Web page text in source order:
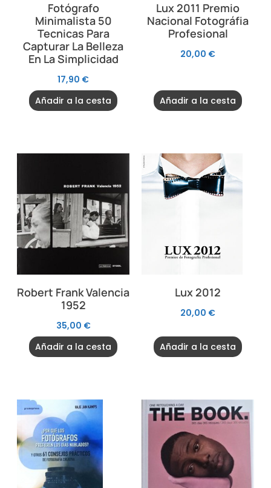
Fotógrafo
Minimalista 50
Tecnicas Para
Capturar La Belleza
En La Simplicidad
17,90 €
Añadir a la cesta
Lux 2011 Premio
Nacional Fotográfia
Profesional
20,00 €
Añadir a la cesta
Robert Frank Valencia
1952
35,00 €
Añadir a la cesta
Lux 2012
20,00 €
Añadir a la cesta